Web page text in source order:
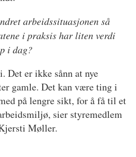
arbeidssituasjonen så
i praksis har liten verdi
i dag?
Det er ikke sånn at nye
gamle. Det kan være ting i
på lengre sikt, for å få til et
sier styremedlem
Møller.